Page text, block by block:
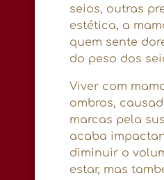
seios, outras
estética, a
quem sente
do peso dos
Viver com
ombros,
marcas pela
acaba
diminuir o
estar, mas